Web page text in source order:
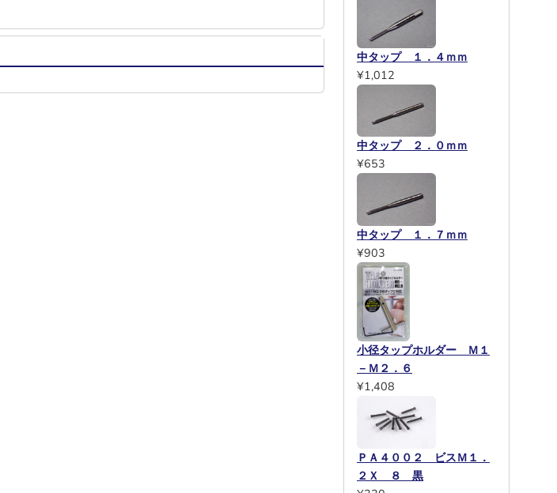
中タップ １．４ｍｍ
¥1,012
中タップ ２．０ｍｍ
¥653
中タップ １．７ｍｍ
¥903
小径タップホルダー Ｍ１
－Ｍ２．６
¥1,408
ＰＡ４００２ ビスＭ１．
２Ｘ ８ 黒